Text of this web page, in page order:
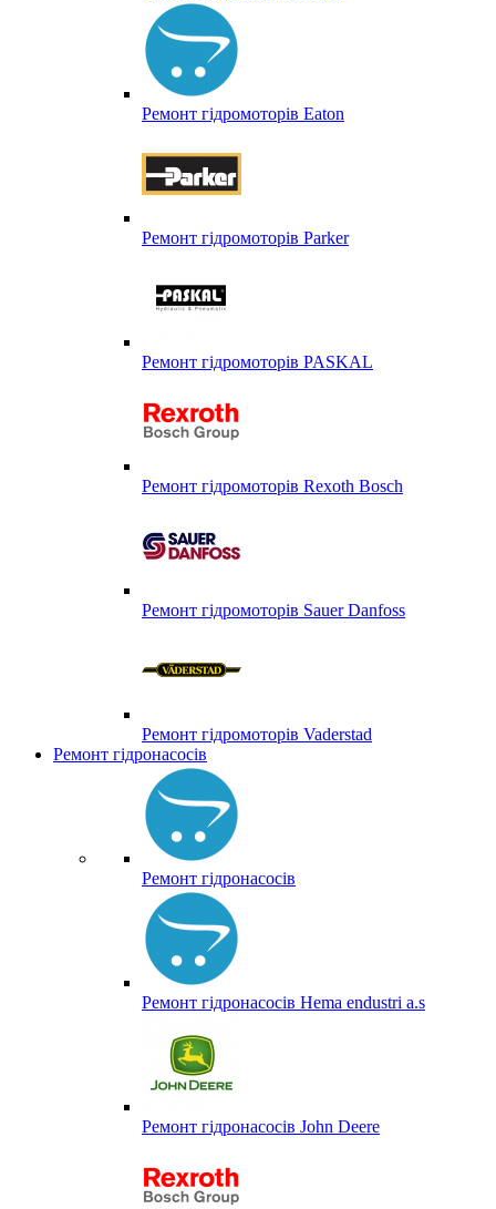
Ремонт гідромоторів Eaton
Ремонт гідромоторів Parker
Ремонт гідромоторів PASKAL
Ремонт гідромоторів Rexoth Bosch
Ремонт гідромоторів Sauer Danfoss
Ремонт гідромоторів Vaderstad
Ремонт гідронасосів
Ремонт гідронасосів
Ремонт гідронасосів Hema endustri a.s
Ремонт гідронасосів John Deere